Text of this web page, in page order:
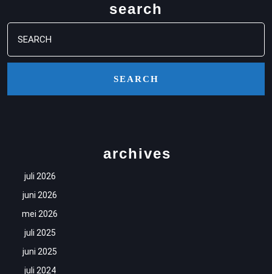
search
Search
for:
archives
juli 2026
juni 2026
mei 2026
juli 2025
juni 2025
juli 2024